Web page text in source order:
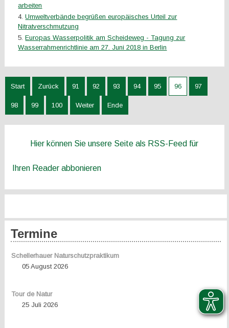
arbeiten
Umweltverbände begrüßen europäisches Urteil zur
Nitratverschmutzung
Europas Wasserpolitik am Scheideweg - Tagung zur
Wasserrahmenrichtlinie am 27. Juni 2018 in Berlin
Start Zurück 91 92 93 94 95 96 97
98 99 100 Weiter Ende
Hier können Sie unsere Seite als RSS-Feed für
Ihren Reader abbonieren
Termine
Schellerhauer Naturschutzpraktikum
05 August 2026
Tour de Natur
25 Juli 2026